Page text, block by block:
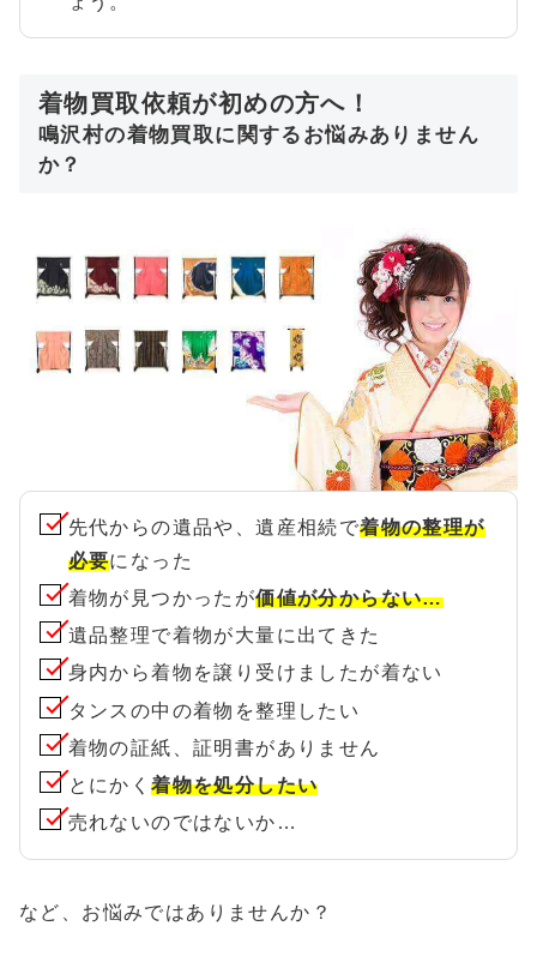
着物買取依頼が初めの方へ！
鳴沢村の着物買取に関するお悩みありません
か？
先代からの遺品や、遺産相続で着物の整理が
必要になった
着物が見つかったが価値が分からない…
遺品整理で着物が大量に出てきた
身内から着物を譲り受けましたが着ない
タンスの中の着物を整理したい
着物の証紙、証明書がありません
とにかく着物を処分したい
売れないのではないか…
など、お悩みではありませんか？